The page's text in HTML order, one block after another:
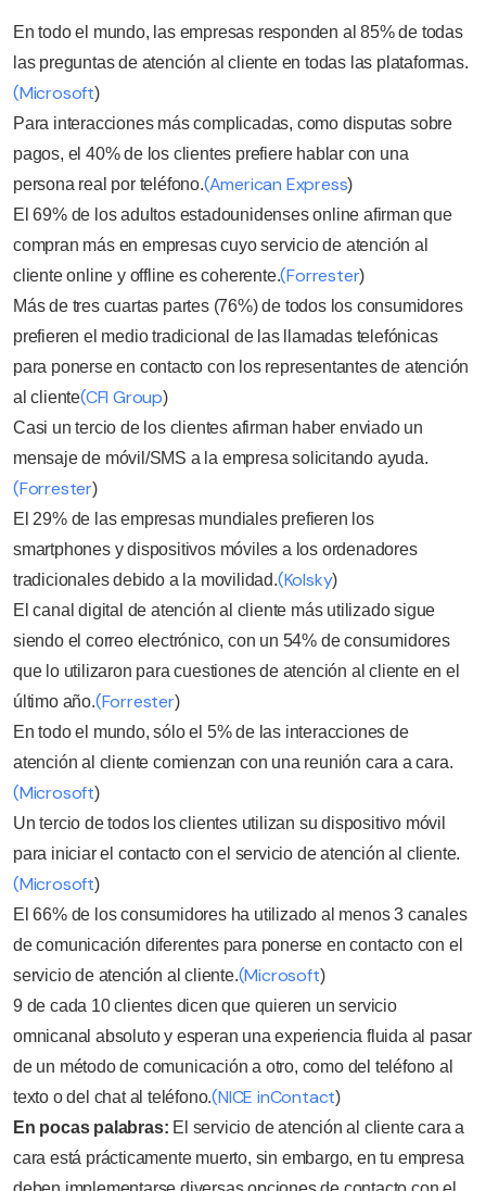
En todo el mundo, las empresas responden al 85% de todas
las preguntas de atención al cliente en todas las plataformas.
(Microsoft)
Para interacciones más complicadas, como disputas sobre
pagos, el 40% de los clientes prefiere hablar con una
persona real por teléfono.(American Express)
El 69% de los adultos estadounidenses online afirman que
compran más en empresas cuyo servicio de atención al
cliente online y offline es coherente.(Forrester)
Más de tres cuartas partes (76%) de todos los consumidores
prefieren el medio tradicional de las llamadas telefónicas
para ponerse en contacto con los representantes de atención
al cliente(CFI Group)
Casi un tercio de los clientes afirman haber enviado un
mensaje de móvil/SMS a la empresa solicitando ayuda.
(Forrester)
El 29% de las empresas mundiales prefieren los
smartphones y dispositivos móviles a los ordenadores
tradicionales debido a la movilidad.(Kolsky)
El canal digital de atención al cliente más utilizado sigue
siendo el correo electrónico, con un 54% de consumidores
que lo utilizaron para cuestiones de atención al cliente en el
último año.(Forrester)
En todo el mundo, sólo el 5% de las interacciones de
atención al cliente comienzan con una reunión cara a cara.
(Microsoft)
Un tercio de todos los clientes utilizan su dispositivo móvil
para iniciar el contacto con el servicio de atención al cliente.
(Microsoft)
El 66% de los consumidores ha utilizado al menos 3 canales
de comunicación diferentes para ponerse en contacto con el
servicio de atención al cliente.(Microsoft)
9 de cada 10 clientes dicen que quieren un servicio
omnicanal absoluto y esperan una experiencia fluida al pasar
de un método de comunicación a otro, como del teléfono al
texto o del chat al teléfono.(NICE inContact)
En pocas palabras: El servicio de atención al cliente cara a
cara está prácticamente muerto, sin embargo, en tu empresa